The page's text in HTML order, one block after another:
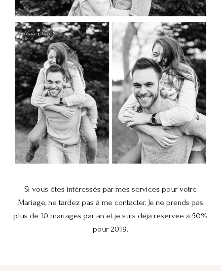
Si vous êtes intéressés par mes services pour votre
Mariage, ne tardez pas à me contacter. Je ne prends pas
plus de 10 mariages par an et je suis déjà réservée à 50%
pour 2019.